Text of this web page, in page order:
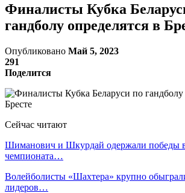
Финалисты Кубка
гандболу определятся в
Опубликовано Май 5, 2023
291
Поделится
Сейчас читают
Шиманович и Шкурдай одержали победы в
чемпионата…
Волейболисты «Шахтера» крупно
лидеров…